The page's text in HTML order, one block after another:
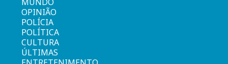
OPINIÃO
POLÍCIA
POLÍTICA
CULTURA
ÚLTIMAS